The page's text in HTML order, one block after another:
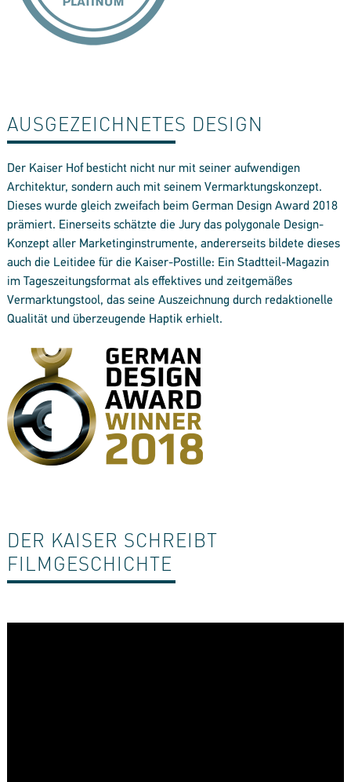
AUSGEZEICHNETES DESIGN
Der Kaiser Hof besticht nicht nur mit seiner aufwendigen
Architektur, sondern auch mit seinem Vermarktungskonzept.
Dieses wurde gleich zweifach beim German Design Award 2018
prämiert. Einerseits schätzte die Jury das polygonale Design-
Konzept aller Marketinginstrumente, andererseits bildete dieses
auch die Leitidee für die Kaiser-Postille: Ein Stadtteil-Magazin
im Tageszeitungsformat als effektives und zeitgemäßes
Vermarktungstool, das seine Auszeichnung durch redaktionelle
Qualität und überzeugende Haptik erhielt.
DER KAISER SCHREIBT
FILMGESCHICHTE